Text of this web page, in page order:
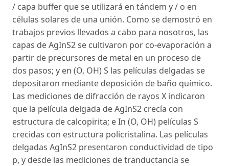
/ capa buffer que se utilizará en tándem y / o en
células solares de una unión. Como se demostró en
trabajos previos llevados a cabo para nosotros, las
capas de AgInS2 se cultivaron por co-evaporación a
partir de precursores de metal en un proceso de
dos pasos; y en (O, OH) S las películas delgadas se
depositaron mediante deposición de baño químico.
Las mediciones de difracción de rayos X indicaron
que la película delgada de AgInS2 crecía con
estructura de calcopirita; e In (O, OH) películas S
crecidas con estructura policristalina. Las películas
delgadas AgInS2 presentaron conductividad de tipo
p, y desde las mediciones de tranductancia se